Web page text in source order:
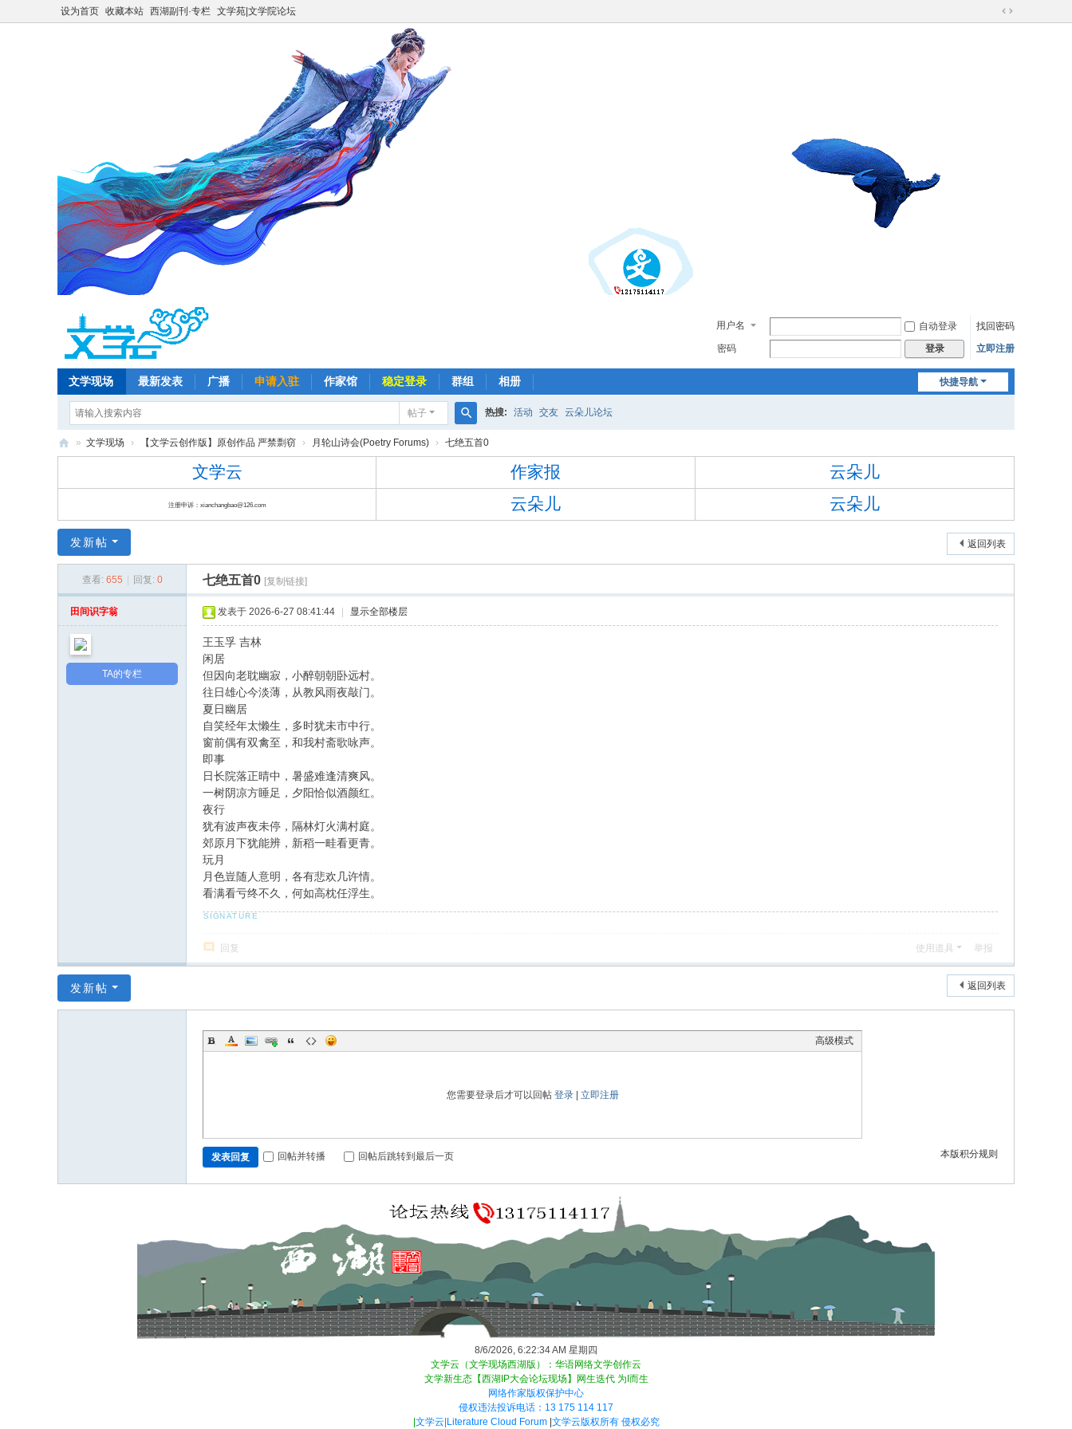
设为首页 收藏本站 西湖副刊·专栏 文学苑|文学院论坛
切
用户名 自动登录
找回密码
密码
登录 立即注册
快捷导航
文学现场 最新发表 广播 申请入驻 作家馆 稳定登录 群组 相册
帖子
搜
索
热搜: 活动 交友 云朵儿论坛
学
云
|
» 文学现场 › 【文学云创作版】原创作品 严禁剽窃 › 月轮山诗会(Poetry Forums) › 七绝五首0
文学云 作家报 云朵儿
注册申诉：xianchangbao@126.com 云朵儿 云朵儿
返回列表
发新帖
查看: 655 回复: 0 七绝五首0 [复制链接]
田间识字翁
TA的专栏
发表于 2026-6-27 08:41:44 显示全部楼层
王玉孚 吉林
闲居
但因向老耽幽寂，小醉朝朝卧远村。
往日雄心今淡薄，从教风雨夜敲门。
夏日幽居
自笑经年太懒生，多时犹未市中行。
窗前偶有双禽至，和我村斋歌咏声。
即事
日长院落正晴中，暑盛难逢清爽风。
一树阴凉方睡足，夕阳恰似酒颜红。
夜行
犹有波声夜未停，隔林灯火满村庭。
郊原月下犹能辨，新稻一畦看更青。
玩月
月色豈随人意明，各有悲欢几许情。
看满看亏终不久，何如高枕任浮生。
回复 使用道具 举报
返回列表
发新帖
高级模式
您需要登录后才可以回帖 登录| 立即注册
本版积分规则
发表回复 回帖并转播 回帖后跳转到最后一页
8/6/2026, 6:22:34 AM 星期四
文学云（文学现场西湖版）：华语网络文学创作云
文学新生态【西湖IP大会论坛现场】网生迭代 为I而生
网络作家版权保护中心
侵权违法投诉电话：13 175 114 117
文学云|Literature Cloud Forum| 文学云版权所有 侵权必究